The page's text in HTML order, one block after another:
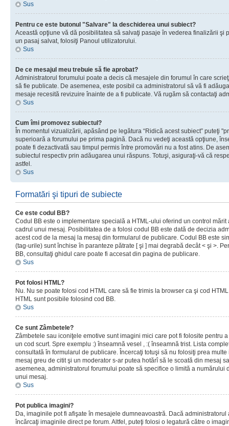
Sus
Pentru ce este butonul "Salvare" la deschiderea unui subiect?
Această opţiune vă dă posibilitatea să salvaţi pasaje în vederea finalizării şi
un pasaj salvat, folosiţi Panoul utilizatorului.
Sus
De ce mesajul meu trebuie să fie aprobat?
Administratorul forumului poate a decis că mesajele din forumul în care
să fie publicate. De asemenea, este posibil ca administratorul să vă fi
mesaje recesită revizuire înainte de a fi publicate. Vă rugăm să contactaţi
Sus
Cum îmi promovez subiectul?
În momentul vizualizării, apăsând pe legătura “Ridică acest subiect” puteţi
superioară a forumului pe prima pagină. Dacă nu vedeţi această opţiune,
poate fi dezactivată sau timpul permis între promovări nu a fost atins. De
subiectul respectiv prin adăugarea unui răspuns. Totuşi, asiguraţi-vă că
astfel.
Sus
Formatări şi tipuri de subiecte
Ce este codul BB?
Codul BB este o implementare specială a HTML-ului oferind un control
cadrul unui mesaj. Posibilitatea de a folosi codul BB este dată de decizia
acest cod de la mesaj la mesaj din formularul de publicare. Codul BB este
(tag-urile) sunt închise în paranteze pătrate [ şi ] mai degrabă decât < şi >.
BB, consultaţi ghidul care poate fi accesat din pagina de publicare.
Sus
Pot folosi HTML?
Nu. Nu se poate folosi cod HTML care să fie trimis la browser ca şi cod
HTML sunt posibile folosind cod BB.
Sus
Ce sunt Zâmbetele?
Zâmbetele sau iconiţele emotive sunt imagini mici care pot fi folosite pentru
un cod scurt. Spre exemplu :) înseamnă vesel , :( înseamnă trist. Lista
consultată în formularul de publicare. Încercaţi totuşi să nu folosiţi prea
mesaj greu de citit şi un moderator s-ar putea hotărî să le scoată din mesaj
asemenea, administratorul forumului poate să specifice o limită a numărului
unui mesaj.
Sus
Pot publica imagini?
Da, imaginile pot fi afişate în mesajele dumneavoastră. Dacă
încărcaţi imaginile direct pe forum. Altfel, puteţi folosi o legatură către o